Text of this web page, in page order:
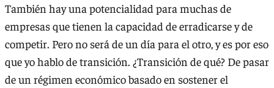
También hay una potencialidad para muchas de
empresas que tienen la capacidad de erradicarse y de
competir. Pero no será de un día para el otro, y es por eso
que yo hablo de transición. ¿Transición de qué? De pasar
de un régimen económico basado en sostener el